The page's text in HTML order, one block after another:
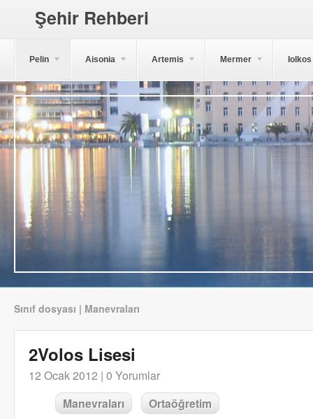
Şehir Rehberi
Pelin Aisonia Artemis Mermer Iolkos
Sınıf dosyası | Manevraları
2Volos Lisesi
12 Ocak 2012 | 0 Yorumlar
Manevraları Ortaöğretim